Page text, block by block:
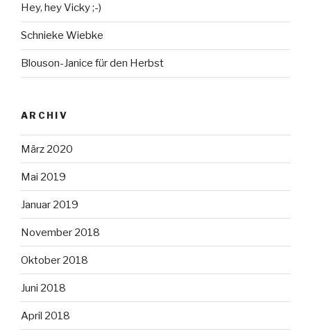
Hey, hey Vicky ;-)
Schnieke Wiebke
Blouson-Janice für den Herbst
ARCHIV
März 2020
Mai 2019
Januar 2019
November 2018
Oktober 2018
Juni 2018
April 2018